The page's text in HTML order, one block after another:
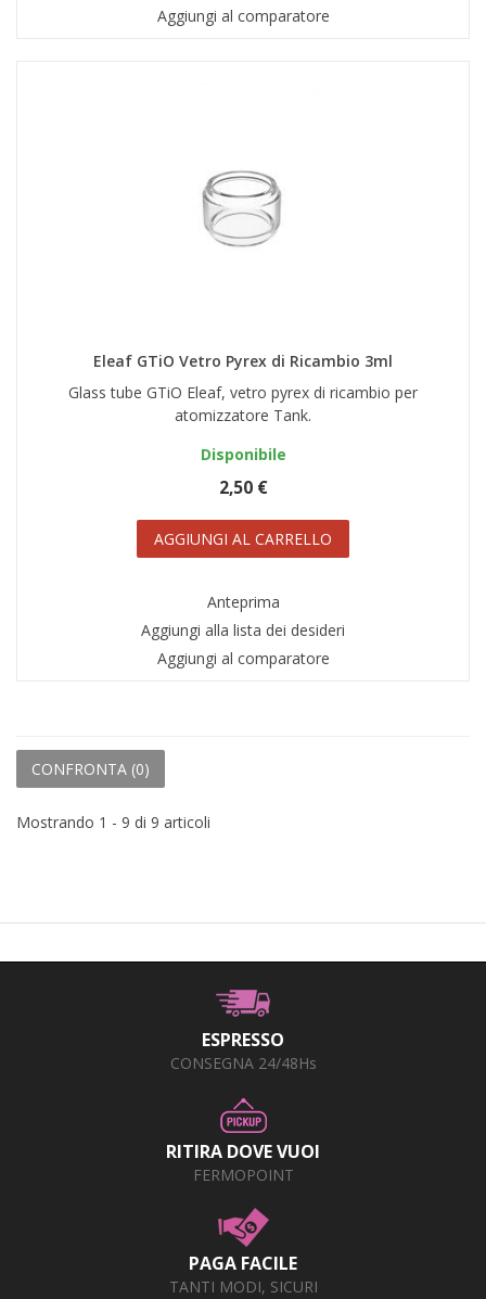
Aggiungi al comparatore
Eleaf GTiO Vetro Pyrex di Ricambio 3ml
Glass tube GTiO Eleaf, vetro pyrex di ricambio per
atomizzatore Tank.
Disponibile
2,50 €
AGGIUNGI AL CARRELLO
Anteprima
Aggiungi alla lista dei desideri
Aggiungi al comparatore
CONFRONTA (0)
Mostrando 1 - 9 di 9 articoli
ESPRESSO
CONSEGNA 24/48Hs
RITIRA DOVE VUOI
FERMOPOINT
PAGA FACILE
TANTI MODI, SICURI